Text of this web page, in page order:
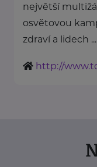
největší
osvětovou
zdraví a lidech ...
http://